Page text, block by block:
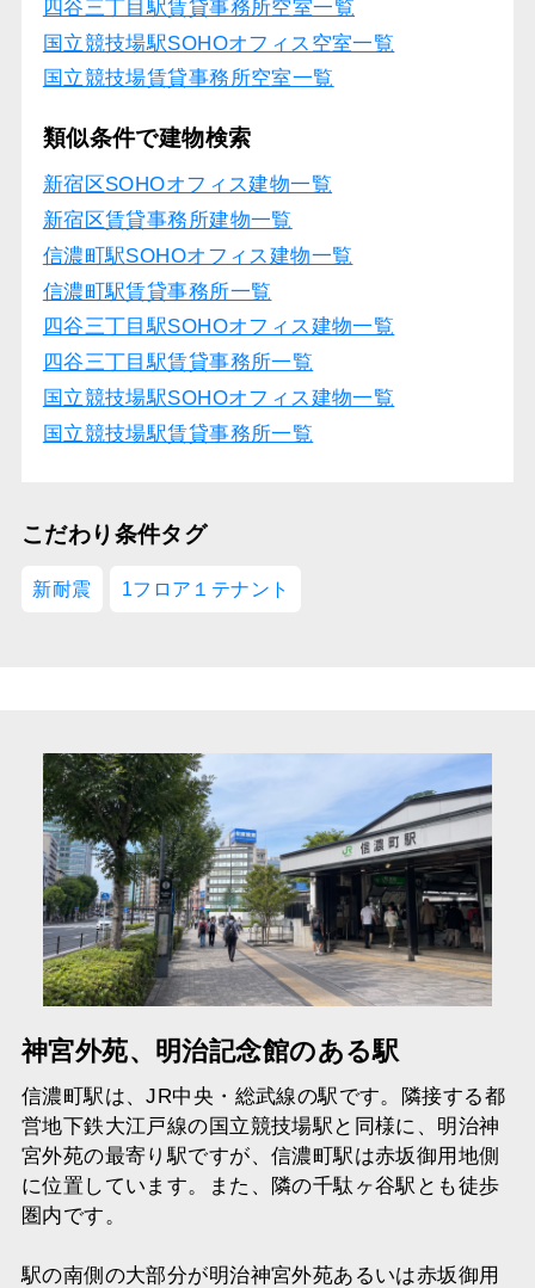
四谷三丁目駅賃貸事務所空室一覧
国立競技場駅SOHOオフィス空室一覧
国立競技場賃貸事務所空室一覧
類似条件で建物検索
新宿区SOHOオフィス建物一覧
新宿区賃貸事務所建物一覧
信濃町駅SOHOオフィス建物一覧
信濃町駅賃貸事務所一覧
四谷三丁目駅SOHOオフィス建物一覧
四谷三丁目駅賃貸事務所一覧
国立競技場駅SOHOオフィス建物一覧
国立競技場駅賃貸事務所一覧
こだわり条件タグ
新耐震 1フロア１テナント
神宮外苑、明治記念館のある駅
信濃町駅は、JR中央・総武線の駅です。隣接する都
営地下鉄大江戸線の国立競技場駅と同様に、明治神
宮外苑の最寄り駅ですが、信濃町駅は赤坂御用地側
に位置しています。また、隣の千駄ヶ谷駅とも徒歩
圏内です。
駅の南側の大部分が明治神宮外苑あるいは赤坂御用